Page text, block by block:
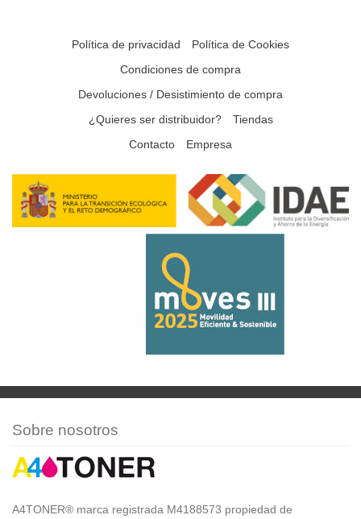
Política de privacidad
Política de Cookies
Condiciones de compra
Devoluciones / Desistimiento de compra
¿Quieres ser distribuidor?
Tiendas
Contacto
Empresa
Sobre nosotros
A4TONER® marca registrada M4188573 propiedad de